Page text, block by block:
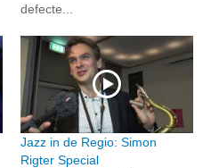
defecte...
Jazz in de Regio: Simon
Rigter Special